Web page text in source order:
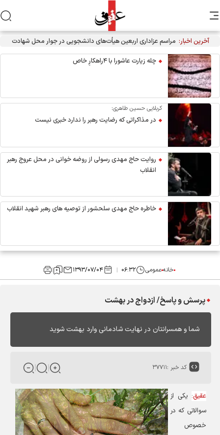
آخرین اخبار: مراسم عزاداری اربعین هیأت‌های دانشجویی در جوار محل شهادت
رهبر انقلاب
چله زیارت عاشورا با ۴راهکارِ خاص
کربلایی حسین طاهری:
در مذاکراتی که رضایت رهبر را ندارد خبری نیست
روایت حاج مهدی رسولی از روضه خوانی در محل عروج رهبر
انقلاب
خاطره حاج مهدی سلحشور از توصیه های رهبر شهید انقلاب
خانهعمومی ۰۶:۳۲ ۱۳۹۳/۰۷/۰۴
پرسش و پاسخ/ ازدواج در بهشت
شما و همسرانتان در نهایت شادمانی وارد بهشت شوید
کد خبر :۳۷۷۱۱
عقیق: یکی از
سوالاتی که در
خصوص